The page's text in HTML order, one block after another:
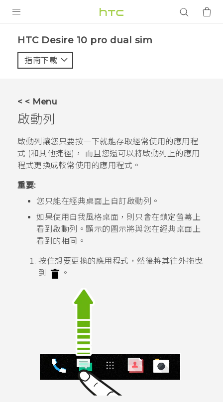
VIVE
應用程式
HTC Desire 10 pro dual sim‎
指南下載
< < Menu
啟動列
啟動列讓您只要按一下就能存取經常使用的應用程
式 (和其他捷徑)， 而且您還可以將啟動列上的應用
程式更換成較常使用的應用程式。
重要:
您只能在經典桌面上自訂啟動列。
如果使用 自我風格桌面 ，則只會在鎖定螢幕上
看到啟動列。顯示的圖示將與您在經典桌面上
看到的相同。
按住想要更換的應用程式，然後將其往外拖曳
到
。